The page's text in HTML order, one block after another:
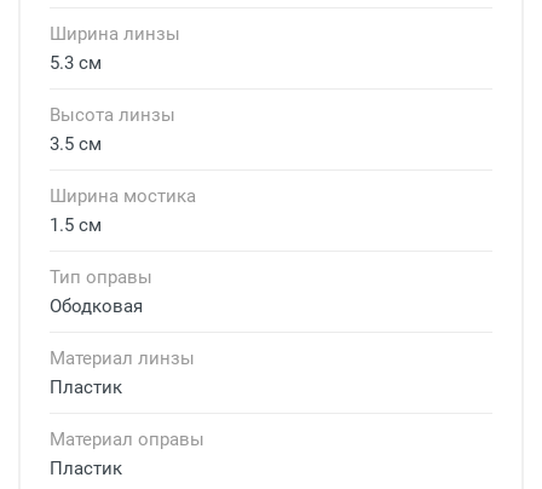
Ширина линзы
5.3 см
Высота линзы
3.5 см
Ширина мостика
1.5 см
Тип оправы
Ободковая
Материал линзы
Пластик
Материал оправы
Пластик